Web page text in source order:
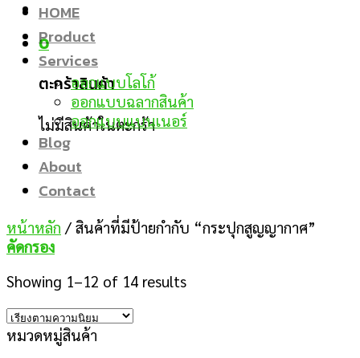
0
ตะกร้าสินค้า
ไม่มีสินค้าในตะกร้า
HOME
Product
Services
ออกแบบโลโก้
ออกแบบฉลากสินค้า
ออกแบบแบนเนอร์
Blog
About
Contact
หน้าหลัก / สินค้าที่มีป้ายกำกับ “กระปุกสูญญากาศ”
คัดกรอง
Showing 1–12 of 14 results
หมวดหมู่สินค้า